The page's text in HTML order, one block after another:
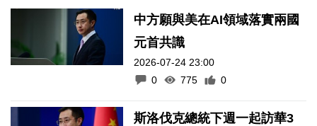
中方願與美在AI領域落實兩國
元首共識
2026-07-24 23:00
0
775 0
斯洛伐克總統下週一起訪華3